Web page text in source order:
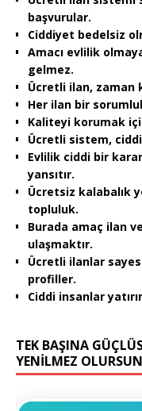
başvurular.
Ciddiyet bedelsiz
Amacı evlilik
gelmez.
Ücretli ilan, zaman
Her ilan bir
Kaliteyi korumak
Ücretli sistem,
Evlilik ciddi bir
yansıtır.
Ücretsiz kalabalık
topluluk.
Burada amaç ilan
ulaşmaktır.
Ücretli ilanlar
profiller.
Ciddi insanlar
TEK BAŞINA
YENİLMEZ OLURSUN